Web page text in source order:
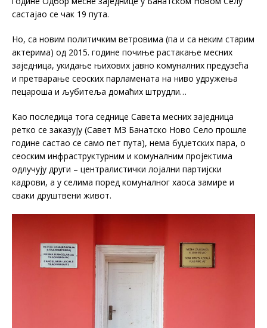
састајао се чак 19 пута.
Но, са новим политичким ветровима (па и са неким старим
актерима) од 2015. године почиње растакање месних
заједница, укидање њихових јавно комуналних предузећа
и претварање сеоских парламената на ниво удружења
пецароша и љубитеља домаћих штрудли…
Као последица тога седнице Савета месних заједница
ретко се заказују (Савет МЗ Банатско Ново Село прошле
године састао се само пет пута), нема буџетских пара, о
сеоским инфраструктурним и комуналним пројектима
одлучују други – централистички лојални партијски
кадрови, а у селима поред комуналног хаоса замире и
сваки друштвени живот.